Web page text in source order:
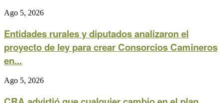
Ago 5, 2026
Entidades rurales y diputados analizaron el
proyecto de ley para crear Consorcios Camineros
en...
Ago 5, 2026